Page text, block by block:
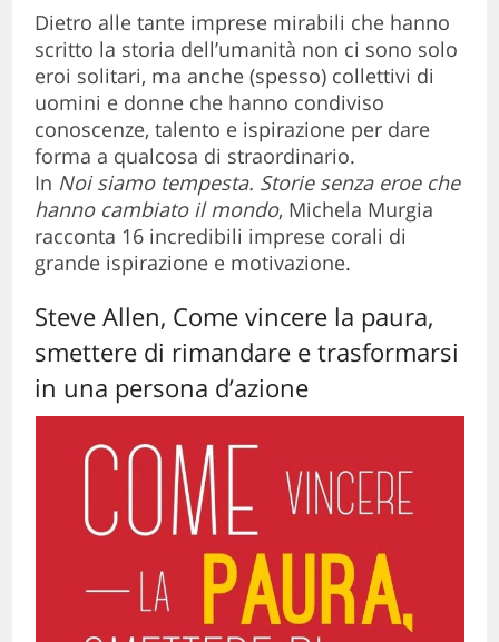
Dietro alle tante imprese mirabili che hanno
scritto la storia dell’umanità non ci sono solo
eroi solitari, ma anche (spesso) collettivi di
uomini e donne che hanno condiviso
conoscenze, talento e ispirazione per dare
forma a qualcosa di straordinario.
In Noi siamo tempesta. Storie senza eroe che
hanno cambiato il mondo, Michela Murgia
racconta 16 incredibili imprese corali di
grande ispirazione e motivazione.
Steve Allen, Come vincere la paura,
smettere di rimandare e trasformarsi
in una persona d’azione